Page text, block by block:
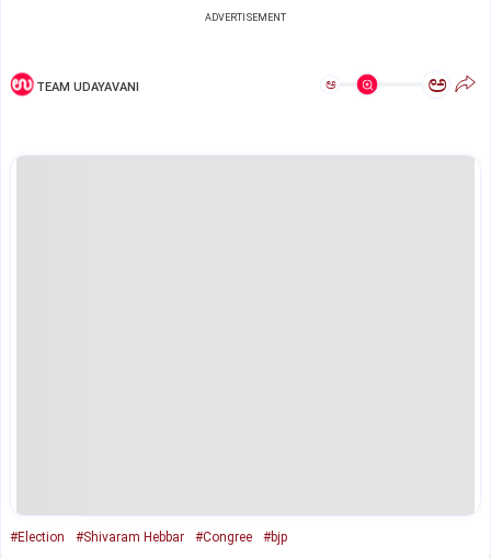
ADVERTISEMENT
TEAM UDAYAVANI ಅ ಅ
#Election #Shivaram Hebbar #Congree #bjp